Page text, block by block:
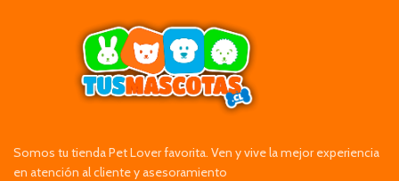
Somos tu tienda Pet Lover favorita. Ven y vive la mejor experiencia
en atención al cliente y asesoramiento